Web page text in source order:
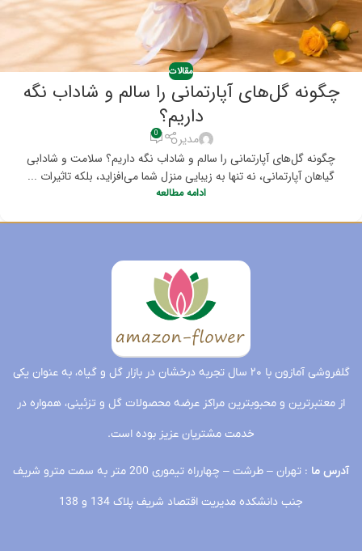
مقالات
چگونه گل‌های آپارتمانی را سالم و شاداب نگه
داریم؟
مدیر 0
چگونه گل‌های آپارتمانی را سالم و شاداب نگه داریم؟ سلامت و شادابی
گیاهان آپارتمانی، نه تنها به زیبایی منزل شما می‌افزاید، بلکه تاثیرات ...
ادامه مطالعه
گلفروشی آمازون با ۲۰ سال تجربه درخشان در بازار گل و گیاه، به عنوان یکی
از معتبرترین و محبوبترین مراکز عرضه محصولات گل و تزئینی، همواره در
خدمت مشتریان عزیز بوده است.
آدرس ما
: تهران – طرشت – چهارراه تیموری 200 متر به سمت مترو شریف
جنب دانشکده مدیریت اقتصاد شریف پلاک 134 و 138